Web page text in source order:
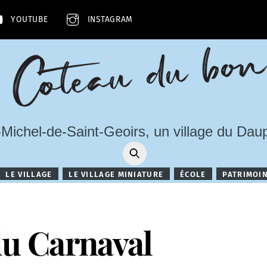
YOUTUBE INSTAGRAM
de-Saint-Geoirs, un village du
LE VILLAGE LE VILLAGE MINIATURE ÉCOLE
Carnaval